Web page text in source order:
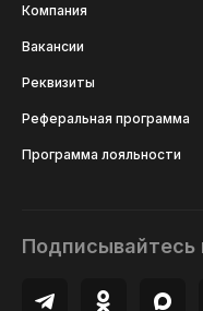
Компания
Вакансии
Реквизиты
Реферальная программа
Программа лояльности
Подписывайтесь